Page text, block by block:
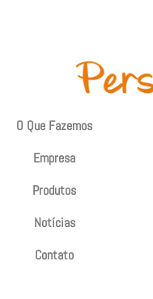
O Que Fazemos
Empresa
Produtos
Notícias
Contato